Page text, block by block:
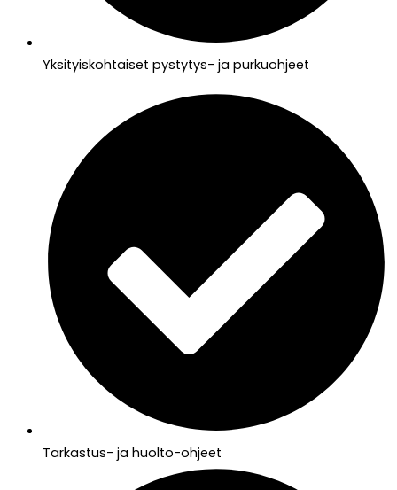
Yksityiskohtaiset pystytys- ja purkuohjeet
Tarkastus- ja huolto-ohjeet